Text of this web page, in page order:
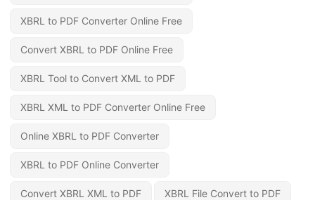
XBRL to PDF Converter Online Free
Convert XBRL to PDF Online Free
XBRL Tool to Convert XML to PDF
XBRL XML to PDF Converter Online Free
Online XBRL to PDF Converter
XBRL to PDF Online Converter
Convert XBRL XML to PDF XBRL File Convert to PDF